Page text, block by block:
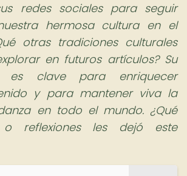
redes sociales para seguir
hermosa cultura en el
otras tradiciones culturales
en futuros artículos? Su
es clave para enriquecer
y para mantener viva la
en todo el mundo. ¿Qué
o reflexiones les dejó este